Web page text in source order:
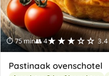
⏱ 75 min👥 4★★★☆☆
Pastinaak ovenschotel